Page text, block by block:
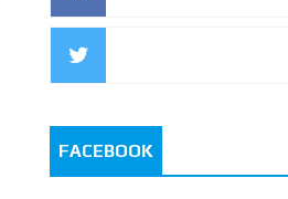
FACEBOOK